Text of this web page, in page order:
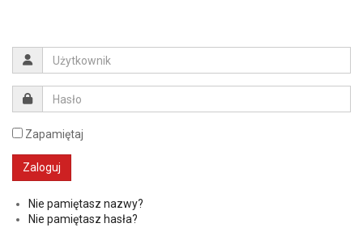
Zapamiętaj
Nie pamiętasz nazwy?
Nie pamiętasz hasła?